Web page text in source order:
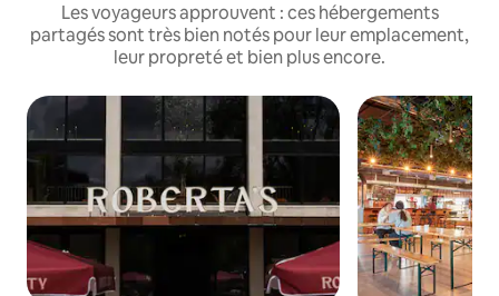
Les voyageurs approuvent : ces hébergements
partagés sont très bien notés pour leur emplacement,
leur propreté et bien plus encore.